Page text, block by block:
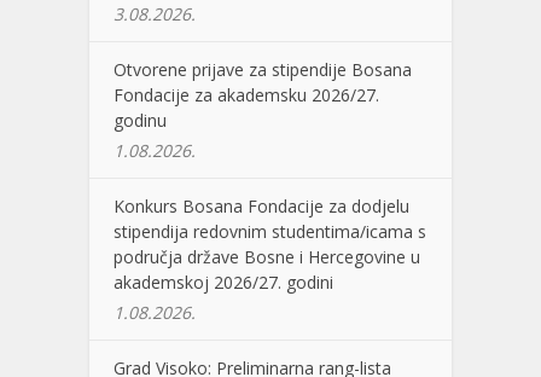
3.08.2026.
Otvorene prijave za stipendije Bosana
Fondacije za akademsku 2026/27.
godinu
1.08.2026.
Konkurs Bosana Fondacije za dodjelu
stipendija redovnim studentima/icama s
područja države Bosne i Hercegovine u
akademskoj 2026/27. godini
1.08.2026.
Grad Visoko: Preliminarna rang-lista